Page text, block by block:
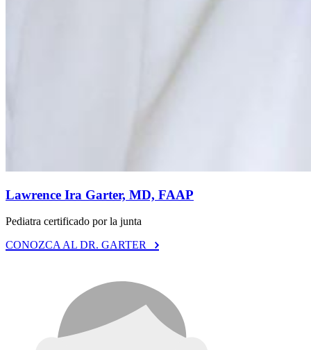
Lawrence Ira Garter, MD, FAAP
Pediatra certificado por la junta
CONOZCA AL DR. GARTER